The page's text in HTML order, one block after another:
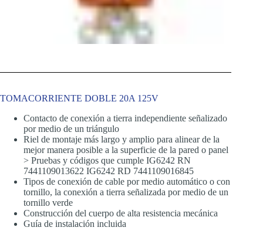
TOMACORRIENTE DOBLE 20A 125V
Contacto de conexión a tierra independiente señalizado
por medio de un triángulo
Riel de montaje más largo y amplio para alinear de la
mejor manera posible a la superficie de la pared o panel
> Pruebas y códigos que cumple IG6242 RN
7441109013622 IG6242 RD 7441109016845
Tipos de conexión de cable por medio automático o con
tornillo, la conexión a tierra señalizada por medio de un
tornillo verde
Construcción del cuerpo de alta resistencia mecánica
Guía de instalación incluida